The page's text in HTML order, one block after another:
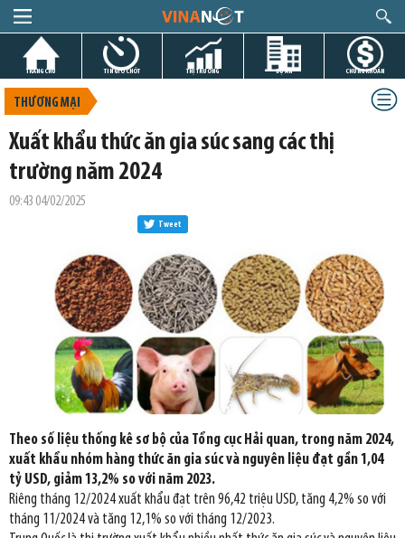
TRANG CHỦ TIN GIỜ CHÓT THỊ TRƯỜNG DỰ ÁN CHỨNG KHOÁN
THƯƠNG MẠI
Xuất khẩu thức ăn gia súc sang các thị
trường năm 2024
09:43 04/02/2025
Tweet
Theo số liệu thống kê sơ bộ của Tổng cục Hải quan, trong năm 2024,
xuất khẩu nhóm hàng thức ăn gia súc và nguyên liệu đạt gần 1,04
tỷ USD, giảm 13,2% so với năm 2023.
Riêng tháng 12/2024 xuất khẩu đạt trên 96,42 triệu USD, tăng 4,2% so với
tháng 11/2024 và tăng 12,1% so với tháng 12/2023.